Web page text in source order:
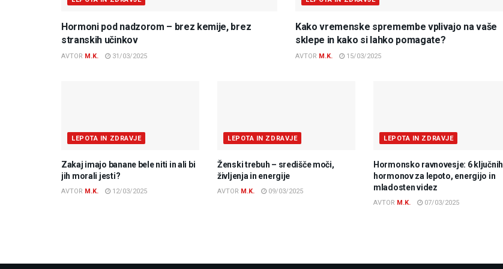
Hormoni pod nadzorom – brez kemije, brez
stranskih učinkov
AVTOR M.K. 31/03/2025
Kako vremenske spremembe vplivajo na vaše
sklepe in kako si lahko pomagate?
AVTOR M.K. 15/03/2025
LEPOTA IN ZDRAVJE
Zakaj imajo banane bele niti in ali bi
jih morali jesti?
AVTOR M.K. 12/03/2025
LEPOTA IN ZDRAVJE
Ženski trebuh – središče moči,
življenja in energije
AVTOR M.K. 09/03/2025
LEPOTA IN ZDRAVJE
Hormonsko ravnovesje: 6 ključnih
hormonov za lepoto, energijo in
mladosten videz
AVTOR M.K. 07/03/2025